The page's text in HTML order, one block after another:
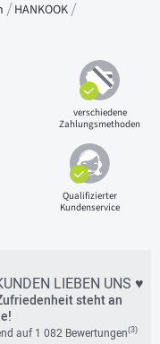
HANKOOK
verschiedene
Zahlungsmethoden
Qualifizierter
Kundenservice
LIEBEN UNS ♥
steht an
auf 1 082 Bewertungen(3)